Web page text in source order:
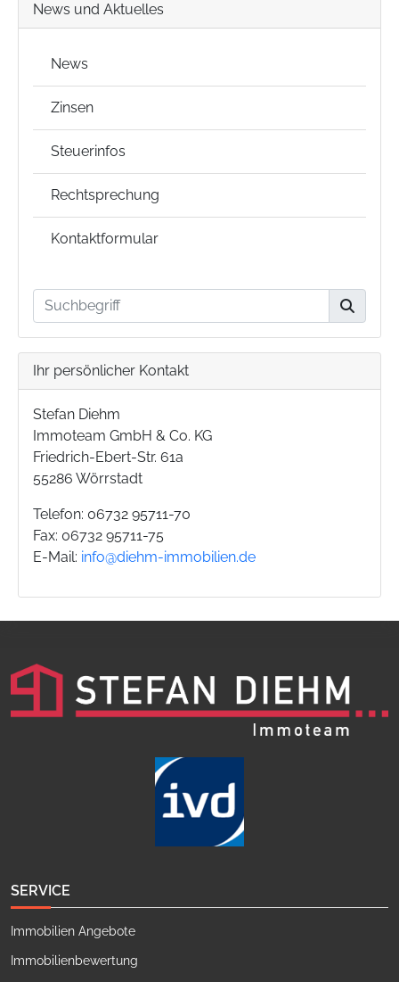
News und Aktuelles
News
Zinsen
Steuerinfos
Rechtsprechung
Kontaktformular
Ihr persönlicher Kontakt
Stefan Diehm
Immoteam GmbH & Co. KG
Friedrich-Ebert-Str. 61a
55286 Wörrstadt
Telefon: 06732 95711-70
Fax: 06732 95711-75
E-Mail: info@diehm-immobilien.de
SERVICE
Immobilien Angebote
Immobilienbewertung